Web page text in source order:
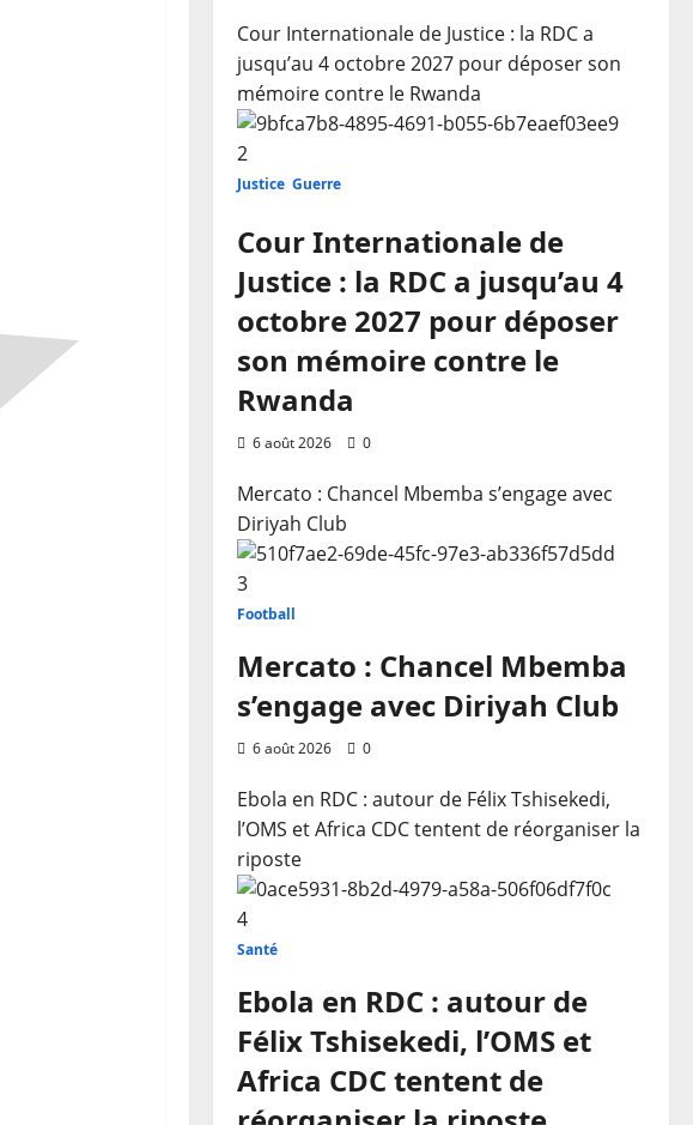
Cour Internationale de Justice : la RDC a
jusqu’au 4 octobre 2027 pour déposer son
mémoire contre le Rwanda
2
Justice Guerre
Cour Internationale de
Justice : la RDC a jusqu’au 4
octobre 2027 pour déposer
son mémoire contre le
Rwanda
6 août 2026 0
Mercato : Chancel Mbemba s’engage avec
Diriyah Club
3
Football
Mercato : Chancel Mbemba
s’engage avec Diriyah Club
6 août 2026 0
Ebola en RDC : autour de Félix Tshisekedi,
l’OMS et Africa CDC tentent de réorganiser la
riposte
4
Santé
Ebola en RDC : autour de
Félix Tshisekedi, l’OMS et
Africa CDC tentent de